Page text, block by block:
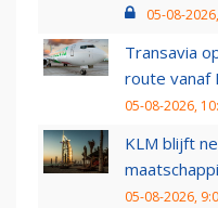
05-08-
Transavia
route vanaf
05-08-2026,
KLM blijft
05-08-2026,